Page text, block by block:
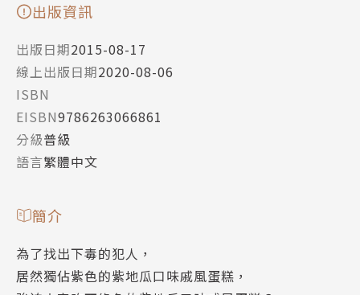
出版資訊
出版日期2015-08-17
線上出版日期2020-08-06
ISBN
EISBN9786263066861
分級普級
語言繁體中文
簡介
為了找出下毒的犯人，
居然獨佔紫色的紫地瓜口味戚風蛋糕，